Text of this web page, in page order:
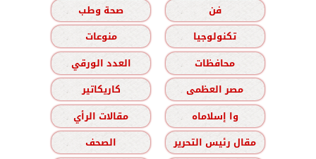
فن
صحة وطب
تكنولوجيا
منوعات
محافظات
العدد الورقي
مصر العظمى
كاريكاتير
وا إسلاماه
مقالات الرأي
مقال رئيس التحرير
الصحف